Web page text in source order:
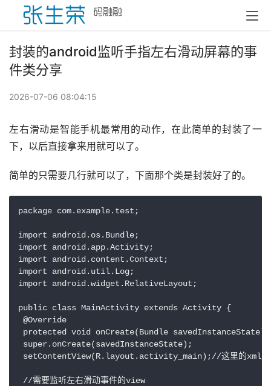
封装的android监听手指左右滑动屏幕的事
件类分享
2026-07-06 08:04:15
左右滑动是智能手机最常用的动作，在此简单的封装了一
下，以后直接拿来用就可以了。
简单的只需要几行就可以了，下面那个类是封装好了的。
package com.example.test;
import android.os.Bundle;
import android.app.Activity;
import android.content.Context;
import android.util.Log;
import android.widget.RelativeLayout;
public class MainActivity extends Activity {
@Override
protected void onCreate(Bundle savedInstanceState)
super.onCreate(savedInstanceState);
setContentView(R.layout.activity_main);//这里的xml是
//需要监听左右滑动事件的view